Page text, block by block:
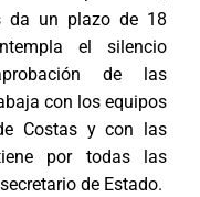
da un plazo de 18
el silencio
de las
con los equipos
Costas y con las
por todas las
de Estado.